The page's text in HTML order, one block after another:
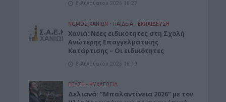
8 Αυγούστου 2026 16:27
ΝΟΜΌΣ ΧΑΝΊΩΝ • ΠΑΙΔΕΙΑ - ΕΚΠΑΙΔΕΥΣΗ
Χανιά: Νέες ειδικότητες στη Σχολή
Ανώτερης Επαγγελματικής
Κατάρτισης – Οι ειδικότητες
8 Αυγούστου 2026 16:19
ΓΕΎΣΗ - ΨΥΧΑΓΩΓΊΑ
Δελιανά: “Μπαλαντίνεια 2026” με τον